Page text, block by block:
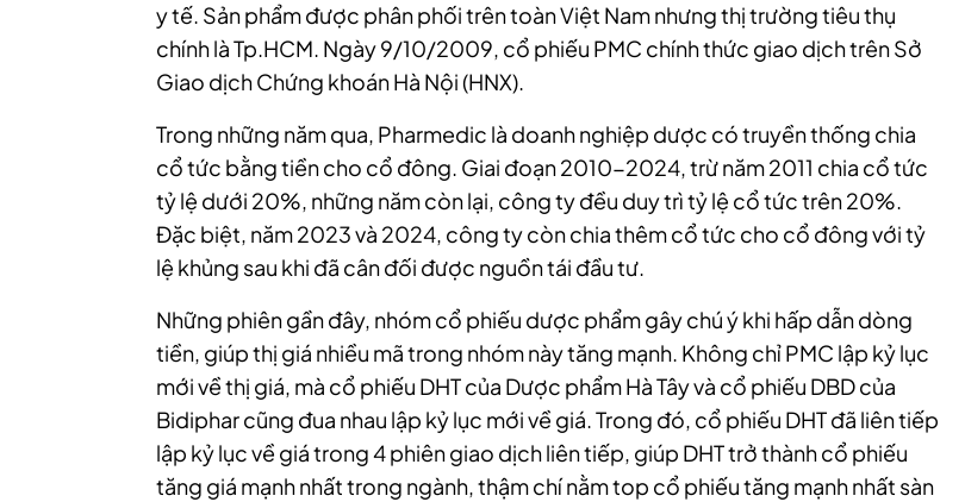
y tế. Sản phẩm được phân phối trên toàn Việt Nam nhưng thị trường tiêu thụ
chính là Tp.HCM. Ngày 9/10/2009, cổ phiếu PMC chính thức giao dịch trên Sở
Giao dịch Chứng khoán Hà Nội (HNX).
Trong những năm qua, Pharmedic là doanh nghiệp dược có truyền thống chia
cổ tức bằng tiền cho cổ đông. Giai đoạn 2010-2024, trừ năm 2011 chia cổ tức
tỷ lệ dưới 20%, những năm còn lại, công ty đều duy trì tỷ lệ cổ tức trên 20%.
Đặc biệt, năm 2023 và 2024, công ty còn chia thêm cổ tức cho cổ đông với tỷ
lệ khủng sau khi đã cân đối được nguồn tái đầu tư.
Những phiên gần đây, nhóm cổ phiếu dược phẩm gây chú ý khi hấp dẫn dòng
tiền, giúp thị giá nhiều mã trong nhóm này tăng mạnh. Không chỉ PMC lập kỷ lục
mới về thị giá, mà cổ phiếu DHT của Dược phẩm Hà Tây và cổ phiếu DBD của
Bidiphar cũng đua nhau lập kỷ lục mới về giá. Trong đó, cổ phiếu DHT đã liên tiếp
lập kỷ lục về giá trong 4 phiên giao dịch liên tiếp, giúp DHT trở thành cổ phiếu
tăng giá mạnh nhất trong ngành, thậm chí nằm top cổ phiếu tăng mạnh nhất sàn